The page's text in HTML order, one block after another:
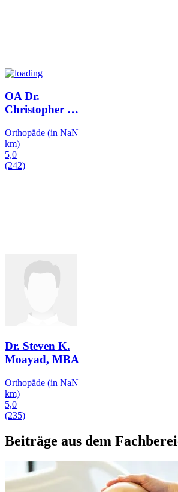
OA Dr.
Christopher …
Orthopäde (in NaN
km)
5,0
(242)
Dr. Steven K.
Moayad, MBA
Orthopäde (in NaN
km)
5,0
(235)
Beiträge aus dem